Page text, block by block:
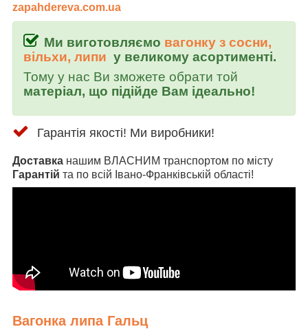
zapahdereva.com.ua
Ми виготовляємо вагонку з сосни,
вільхи, липи у великому асортименті.
Тому у нас Ви зможете обрати той
матеріал, що підійде Вам ідеально!
Гарантія якості! Ми виробники!
Доставка нашим ВЛАСНИМ транспортом по місту
Гарантій та по всій Івано-Франківській області!
Вагонка липа Гальц